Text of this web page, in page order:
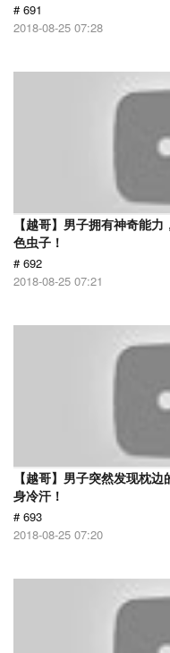
# 691
2018-08-25 07:28
【越哥】男子拥有神奇能
色虫子！
# 692
2018-08-25 07:21
【越哥】男子突然发现枕
身冷汗！
# 693
2018-08-25 07:20